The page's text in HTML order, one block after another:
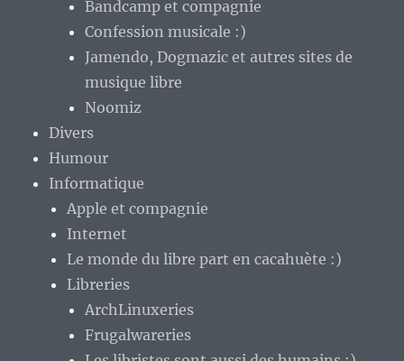
Bandcamp et compagnie
Confession musicale :)
Jamendo, Dogmazic et autres sites de
musique libre
Noomiz
Divers
Humour
Informatique
Apple et compagnie
Internet
Le monde du libre part en cacahuète :)
Libreries
ArchLinuxeries
Frugalwareries